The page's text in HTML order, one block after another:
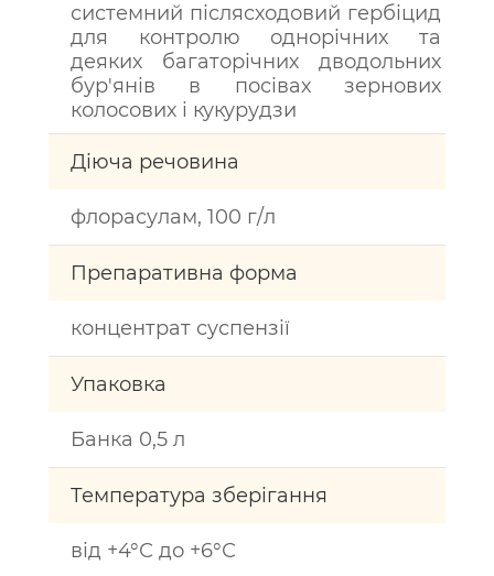
системний післясходовий гербіцид
для контролю однорічних та
деяких багаторічних дводольних
бур'янів в посівах зернових
колосових і кукурудзи
Діюча речовина
флорасулам, 100 г/л
Препаративна форма
концентрат суспензії
Упаковка
Банка 0,5 л
Температура зберігання
від +4°С до +6°С